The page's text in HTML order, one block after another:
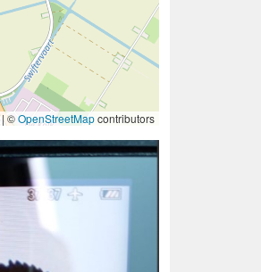
|©OpenStreetMapcontributors